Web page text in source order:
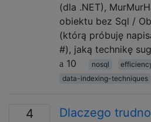
(dla .NET),
obiektu bez Sql /
(którą próbuję
#), jaką technikę
10
nosql
data-indexing-techniques
4
Dlaczego